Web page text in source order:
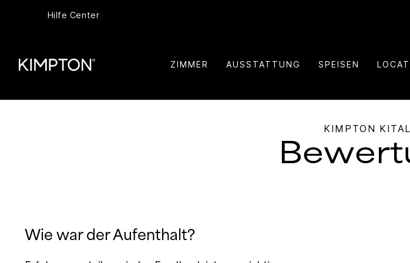
Hilfe Center
ZIMMER AUSSTATTUNG SPEISEN
KIMPTON
Wie war der Aufenthalt?